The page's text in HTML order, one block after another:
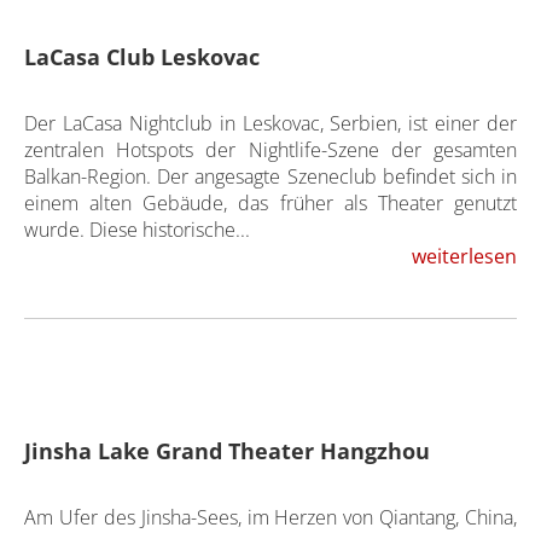
LaCasa Club Leskovac
Der LaCasa Nightclub in Leskovac, Serbien, ist einer der
zentralen Hotspots der Nightlife-Szene der gesamten
Balkan-Region. Der angesagte Szeneclub befindet sich in
einem alten Gebäude, das früher als Theater genutzt
wurde. Diese historische...
weiterlesen
Jinsha Lake Grand Theater Hangzhou
Am Ufer des Jinsha-Sees, im Herzen von Qiantang, China,